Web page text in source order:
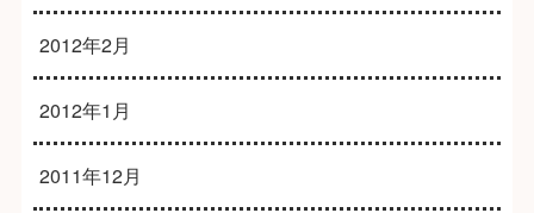
2012年2月
2012年1月
2011年12月